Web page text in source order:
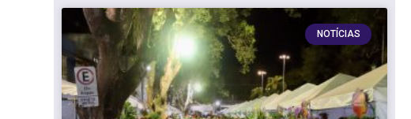
NOTÍCIAS